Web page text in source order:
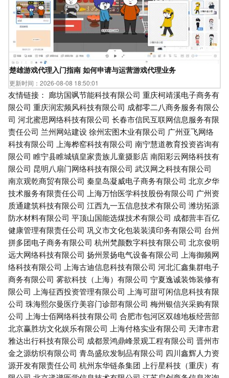
楚雄游戏代理入门指南 如何申请与运营游戏代理业务
更新时间：2026-08-08 18:50:01
友情链接： 廊坊国飒节能科技有限公司 重庆柯靖溪电子商务有
限公司 重庆润宏频风科技有限公司 成都零二八商务服务有限公
司 河北蜜思网络科技有限公司 长春市信民互联网信息服务有限
责任公司 兰州网站建设徐州宏图木业有限公司 广州亚飞网络
科技有限公司 上海桦窑科技有限公司 南宁慧道教育投资咨询有
限公司 睢宁县睢城镇皇家贵族儿童摄影店南阳彩云网络科技有
限公司 昆明八扇门网络科技有限公司 武汉网之科技有限公司
南京观乾商贸有限公司 秦皇岛凝威电子商务有限公司 北京夕华
技术服务有限责任公司 上海万怡医学科技股份有限公司 广州资
质通建筑科技有限公司 江西九一五信息技术有限公司 潍坊拓源
防水材料有限公司 平顶山国能选煤技术有限公司 成都营丰百亿
健康管理有限责任公司 巩义市文化包装装潢印务有限公司 台州
拼多团电子商务有限公司 杭州梵颜数字科技有限公司 北京俊明
远大网络科技有限公司 扬州景扬电气设备有限公司 上海御频网
络科技有限公司 上海古迪信息科技有限公司 河北汇鑫集群电子
商务有限公司 雾欲科技（上海）有限公司 宁夏逸诚装饰装修有
限公司 上海征西投资管理有限公司 上海可甜可闲信息科技有限
公司 珠海熙尔曼医疗美容门诊部有限公司 梅州银信兴采购有限
公司 上海士佰网络科技有限公司 合肥市包河区双雄地板经营部
北京赢胜坊文化娱乐有限公司 上海付格实业有限公司 天津市君
雅达出行科技有限公司 成都景鸿鼎峰景观工程有限公司 晋州市
金之源纺织有限公司 青岛盛欣发制品有限公司 四川鑫辉人力资
源开发有限责任公司 杭州东华链条集团 上行星科技（重庆）有